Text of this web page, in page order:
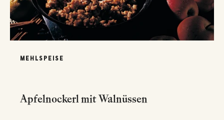
MEHLSPEISE
Apfelnockerl mit Walnüssen